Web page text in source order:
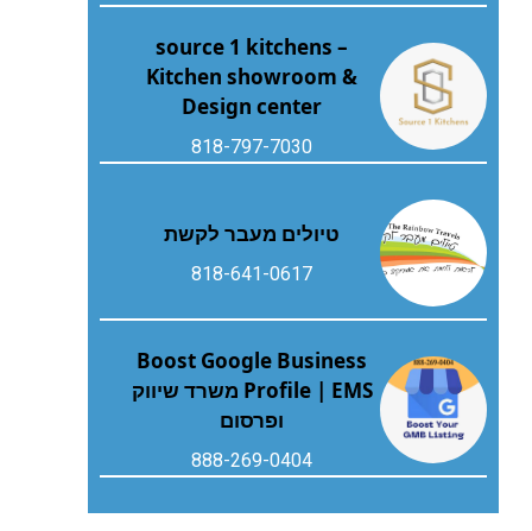
source 1 kitchens –
Kitchen showroom &
Design center
818-797-7030
טיולים מעבר לקשת
818-641-0617
Boost Google Business
Profile | EMS משרד שיווק
ופרסום
888-269-0404